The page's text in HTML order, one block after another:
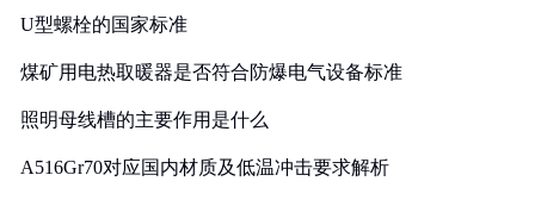
U型螺栓的国家标准
煤矿用电热取暖器是否符合防爆电气设备标准
照明母线槽的主要作用是什么
A516Gr70对应国内材质及低温冲击要求解析